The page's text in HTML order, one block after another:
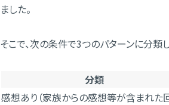
ました。
そこで、次の条件で3つのパターンに分類
分類
感想あり（家族からの感想等が含まれた